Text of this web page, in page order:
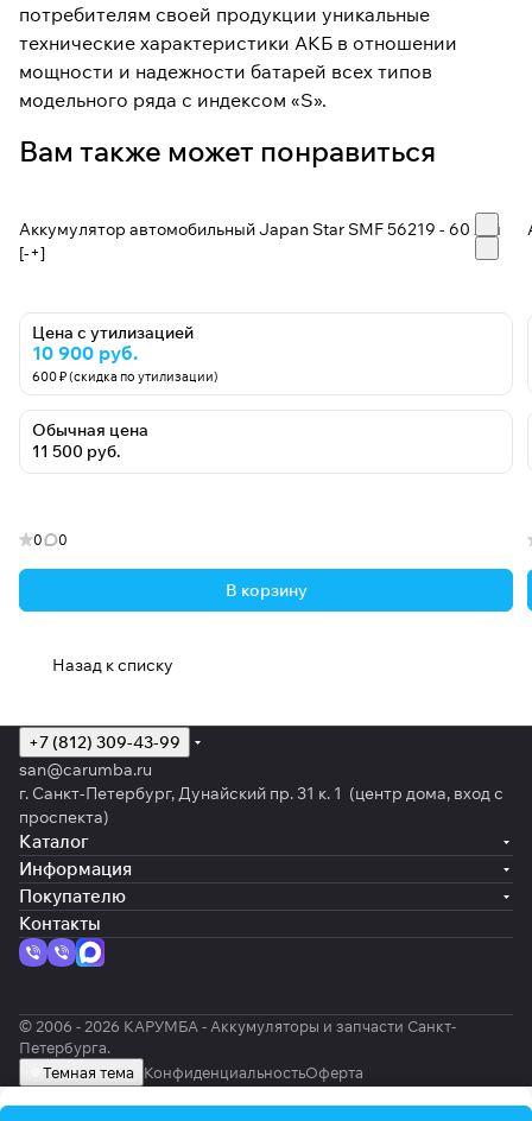
потребителям своей продукции уникальные
технические характеристики АКБ в отношении
мощности и надежности батарей всех типов
модельного ряда с индексом «S».
Вам также может понравиться
Аккумулятор автомобильный Japan Star SMF 56219 - 60 А/ч
[-+]
Цена с утилизацией
10 900 руб.
600 ₽ (скидка по утилизации)
Обычная цена
11 500 руб.
0 0
В корзину
Назад к списку
+7 (812) 309-43-99
san@carumba.ru
г. Санкт-Петербург, Дунайский пр. 31 к. 1 (центр дома, вход с
проспекта)
Каталог
Информация
Покупателю
Контакты
© 2006 - 2026 КАРУМБА - Аккумуляторы и запчасти Санкт-
Петербурга.
Темная тема КонфиденциальностьОферта